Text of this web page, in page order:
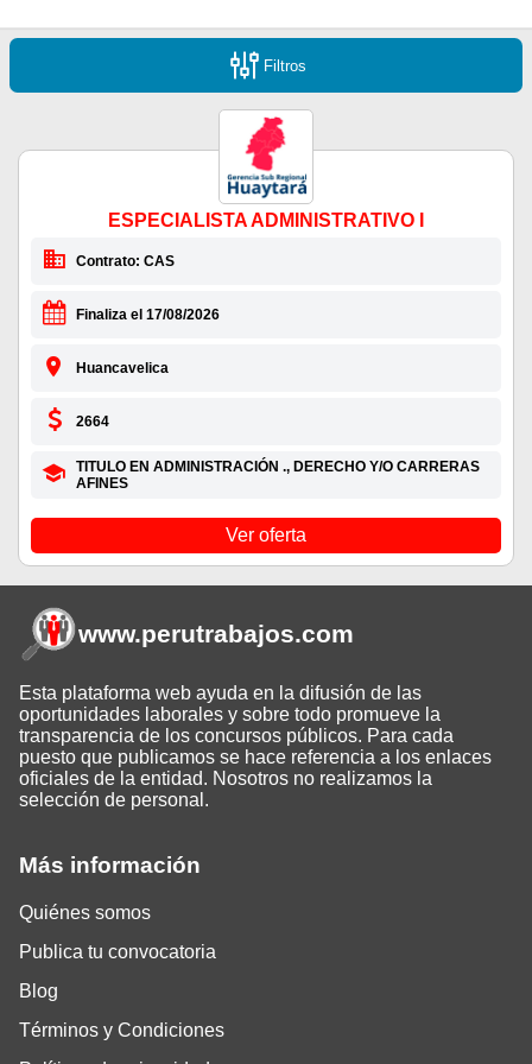
Filtros
ESPECIALISTA ADMINISTRATIVO I
Contrato: CAS
Finaliza el 17/08/2026
Huancavelica
2664
TITULO EN ADMINISTRACIÓN ., DERECHO Y/O CARRERAS
AFINES
Ver oferta
Más información
Quiénes somos
Publica tu convocatoria
Blog
Términos y Condiciones
www.perutrabajos.com
Esta plataforma web ayuda en la difusión de las
oportunidades laborales y sobre todo promueve la
transparencia de los concursos públicos. Para cada
puesto que publicamos se hace referencia a los enlaces
oficiales de la entidad. Nosotros no realizamos la
selección de personal.